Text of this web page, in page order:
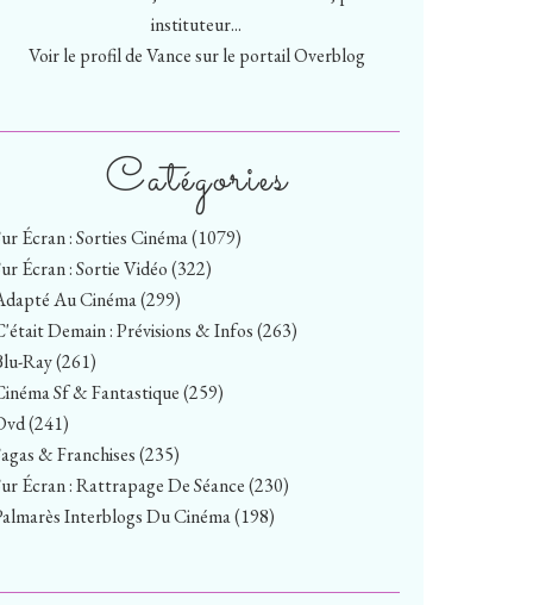
Catégories
Écran : Sorties Cinéma(1079)
Écran : Sortie Vidéo(322)
Au Cinéma(299)
Demain : Prévisions & Infos(263)
Ray(261)
Sf & Fantastique(259)
(241)
& Franchises(235)
Écran : Rattrapage De Séance(230)
Interblogs Du Cinéma(198)
instituteur...
Voir le profil deVancesur le portail Overblog